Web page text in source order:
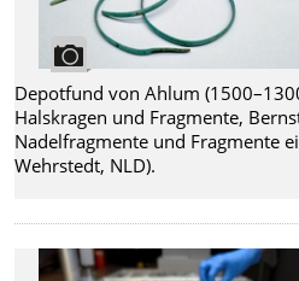
Depotfund von Ahlum
Halskragen und Fragmente,
Nadelfragmente und Fragmente
Wehrstedt, NLD).